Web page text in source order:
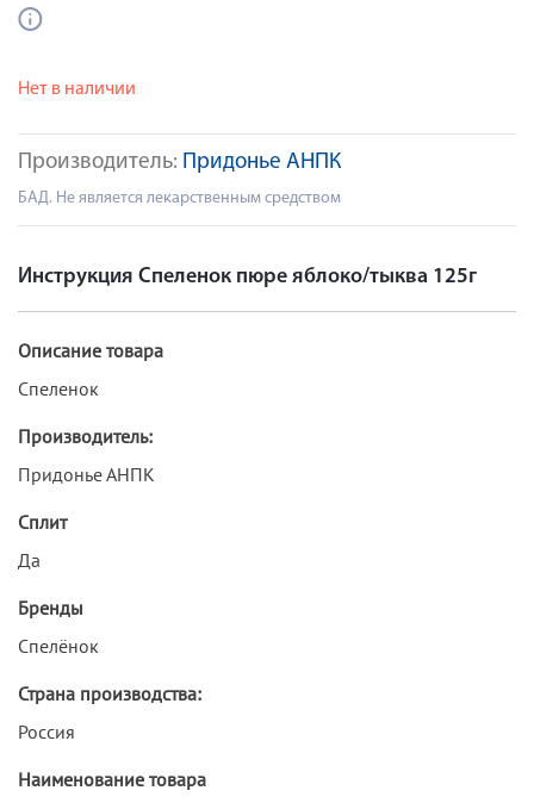
Производитель: Придонье АНПК
БАД. Не является лекарственным средством
Нет в наличии
Инструкция Спеленок пюре яблоко/тыква 125г
Описание товара
Спеленок
Производитель:
Придонье АНПК
Сплит
Да
Бренды
Спелёнок
Страна производства:
Россия
Наименование товара